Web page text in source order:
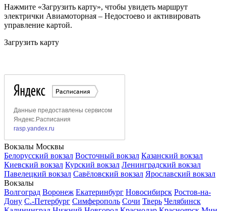
Нажмите «Загрузить карту», чтобы увидеть маршрут
электрички Авиамоторная – Недостоево и активировать
управление картой.
Загрузить карту
Вокзалы Москвы
Белорусский вокзал Восточный вокзал Казанский вокзал
Киевский вокзал Курский вокзал Ленинградский вокзал
Павелецкий вокзал Савёловский вокзал Ярославский вокзал
Вокзалы
Волгоград Воронеж Екатеринбург Новосибирск Ростов-на-
Дону С.-Петербург Симферополь Сочи Тверь Челябинск